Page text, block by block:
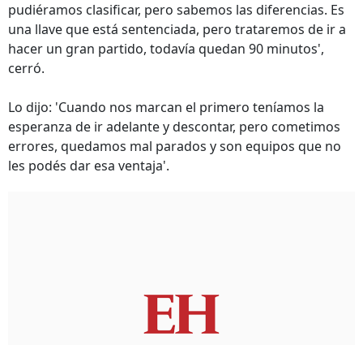
pudiéramos clasificar, pero sabemos las diferencias. Es
una llave que está sentenciada, pero trataremos de ir a
hacer un gran partido, todavía quedan 90 minutos',
cerró.
Lo dijo: 'Cuando nos marcan el primero teníamos la
esperanza de ir adelante y descontar, pero cometimos
errores, quedamos mal parados y son equipos que no
les podés dar esa ventaja'.